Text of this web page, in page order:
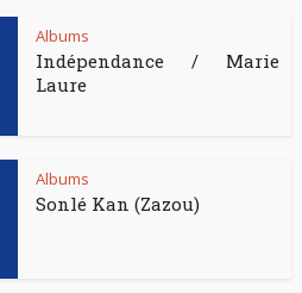
Albums
Indépendance / Marie
Laure
Albums
Sonlé Kan (Zazou)